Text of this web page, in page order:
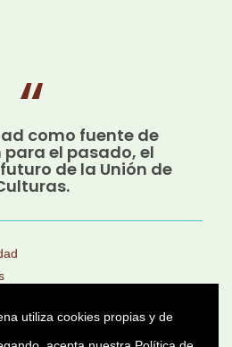
como fuente de
el pasado, el
de la Unión de
utiliza cookies propias y de